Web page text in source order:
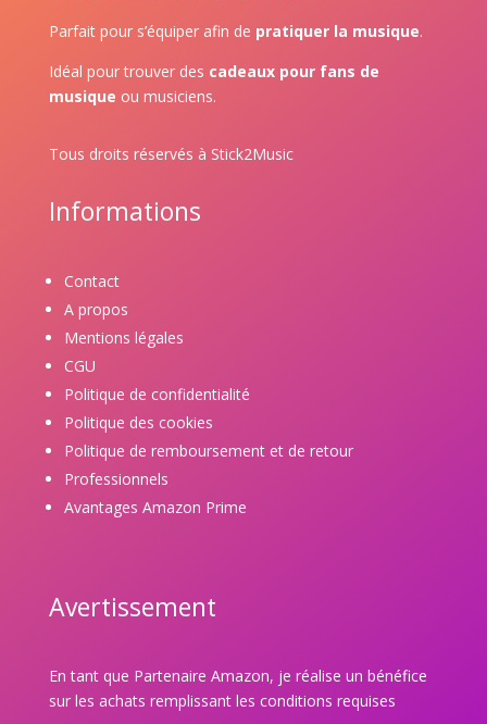
Parfait pour s’équiper afin de pratiquer la musique.
Idéal pour trouver des cadeaux pour fans de
musique ou musiciens.
Tous droits réservés à Stick2Music
Informations
Contact
A propos
Mentions légales
CGU
Politique de confidentialité
Politique des cookies
Politique de remboursement et de retour
Professionnels
Avantages Amazon Prime
Avertissement
En tant que Partenaire Amazon, je réalise un bénéfice
sur les achats remplissant les conditions requises